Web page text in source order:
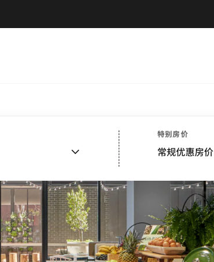
特别房价
常规优惠房价